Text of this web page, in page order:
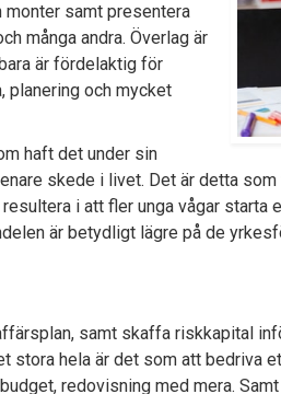
monter samt presentera
många andra. Överlag är
är fördelaktig för
planering och mycket
haft det under sin
skede i livet. Det är detta
i att fler unga vågar starta
är betydligt lägre på de
samt skaffa riskkapital
hela är det som att bedriva
redovisning med mera.